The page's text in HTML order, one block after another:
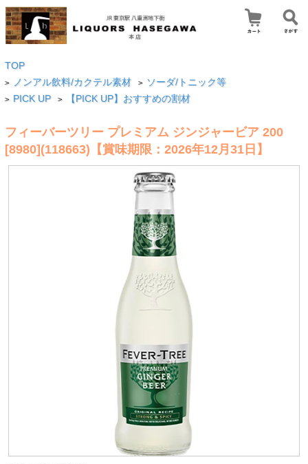
TOP
> ノンアル飲料/カクテル素材 > ソーダ/トニック等
> PICK UP > 【PICK UP】おすすめの割材
フィーバーツリー プレミアム ジンジャービア 200
[8980](118663)【賞味期限：2026年12月31日】